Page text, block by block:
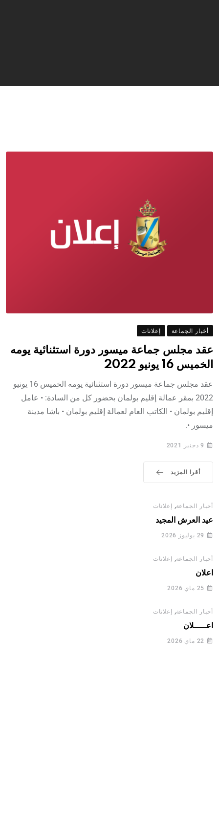
أخبار الجماعة إعلانات
عقد مجلس جماعة ميسور دورة استثنائية يومه
الخميس 16 يونيو 2022
عقد مجلس جماعة ميسور دورة استثنائية يومه الخميس 16 يونيو
2022 بمقر عمالة إقليم بولمان بحضور كل من السادة: • عامل
إقليم بولمان • الكاتب العام لعمالة إقليم بولمان • باشا مدينة
ميسور •.
9 دجنبر 2021
أقرا المزيد
أخبار الجماعة, إعلانات
عيد العرش المجيد
29 يوليوز 2026
أخبار الجماعة, إعلانات
اعلان
25 ماي 2026
أخبار الجماعة, إعلانات
اعـــــلان
22 ماي 2026